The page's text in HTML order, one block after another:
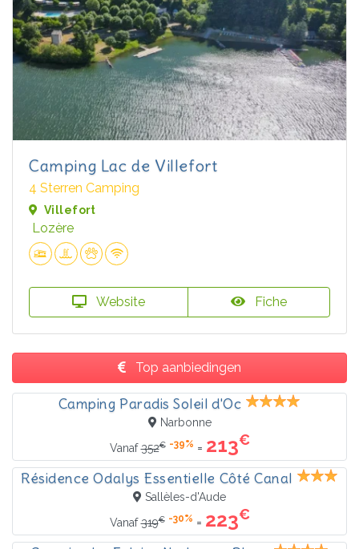
Camping Lac de Villefort
4 Sterren Camping
Villefort
Lozère
Website Fiche
Top aanbiedingen
Camping Paradis Soleil d'Oc
Narbonne
Vanaf352€ -39% = 213€
Résidence Odalys Essentielle Côté Canal
Sallèles-d'Aude
Vanaf319€ -30% = 223€